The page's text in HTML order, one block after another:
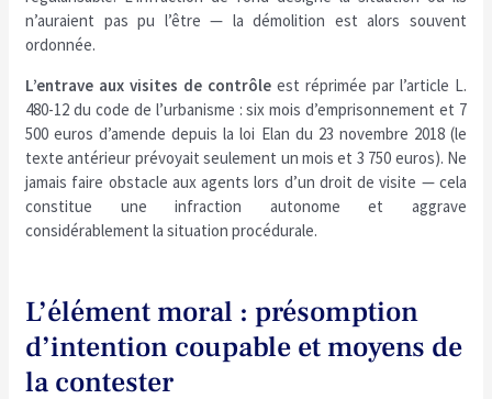
n’auraient pas pu l’être — la démolition est alors souvent
ordonnée.
L’entrave aux visites de contrôle est réprimée par l’article L.
480-12 du code de l’urbanisme : six mois d’emprisonnement et 7
500 euros d’amende depuis la loi Elan du 23 novembre 2018 (le
texte antérieur prévoyait seulement un mois et 3 750 euros). Ne
jamais faire obstacle aux agents lors d’un droit de visite — cela
constitue une infraction autonome et aggrave
considérablement la situation procédurale.
L’élément moral : présomption
d’intention coupable et moyens de
la contester